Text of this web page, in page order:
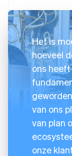
Het is
hoeveel
ons
van ons
van plan
onze